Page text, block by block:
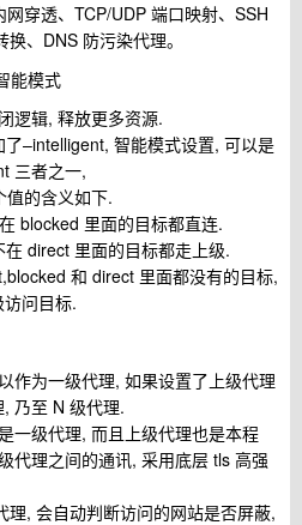
穿透、TCP/UDP 端口映射、SSH
、DNS 防污染代理。
逻辑, 释放更多资源.
–intelligent, 智能模式设置, 可以是
三者之一,
的含义如下.
blocked 里面的目标都直连.
direct 里面的目标都走上级.
和 direct 里面都没有的目标,
问目标.
作为一级代理, 如果设置了上级代理
乃至 N 级代理.
一级代理, 而且上级代理也是本程
代理之间的通讯, 采用底层 tls 高强
理, 会自动判断访问的网站是否屏蔽,